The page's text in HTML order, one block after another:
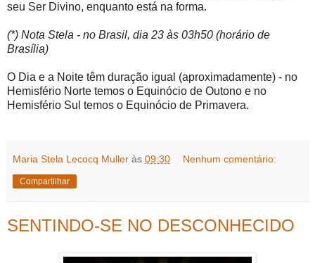
seu Ser Divino, enquanto está na forma.
(*) Nota Stela - no Brasil, dia 23 às 03h50 (horário de
Brasília)
O Dia e a Noite têm duração igual (aproximadamente) - no
Hemisfério Norte temos o Equinócio de Outono e no
Hemisfério Sul temos o Equinócio de Primavera.
Maria Stela Lecocq Muller às 09:30 Nenhum comentário:
Compartilhar
SENTINDO-SE NO DESCONHECIDO